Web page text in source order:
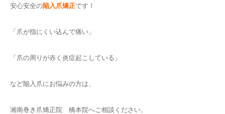
安心安全の陥入爪矯正です！
「爪が指にくい込んで痛い」
「爪の周りが赤く炎症起こしている」
など陥入爪にお悩みの方は、
湘南巻き爪矯正院 橋本院へご相談ください。